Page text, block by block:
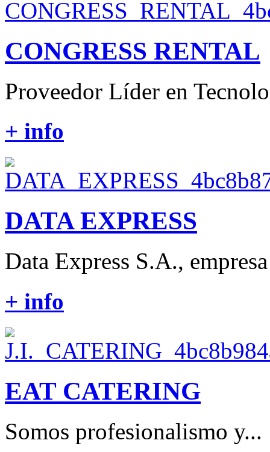
CONGRESS RENTAL
Proveedor Líder en
+ info
DATA EXPRESS
Data Express S.A.,
+ info
EAT CATERING
Somos profesionalismo y...